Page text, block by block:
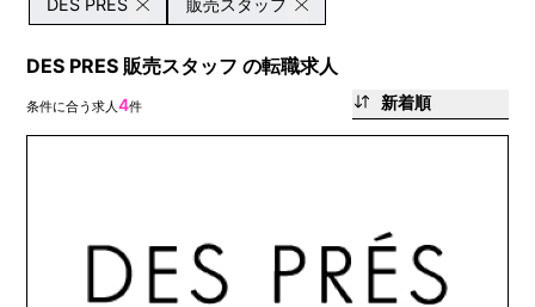
DES PRES 販売スタッフ
DES PRES 販売スタッフ の転職求人
条件に合う求人4件 新着順